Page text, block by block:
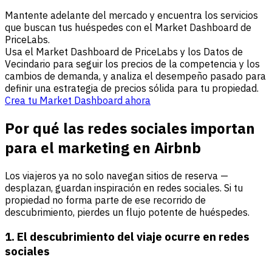
Mantente adelante del mercado y encuentra los servicios
que buscan tus huéspedes con el Market Dashboard de
PriceLabs.
Usa el Market Dashboard de PriceLabs y los Datos de
Vecindario para seguir los precios de la competencia y los
cambios de demanda, y analiza el desempeño pasado para
definir una estrategia de precios sólida para tu propiedad.
Crea tu Market Dashboard ahora
Por qué las redes sociales importan
para el marketing en Airbnb
Los viajeros ya no solo navegan sitios de reserva —
desplazan, guardan inspiración en redes sociales. Si tu
propiedad no forma parte de ese recorrido de
descubrimiento, pierdes un flujo potente de huéspedes.
1. El descubrimiento del viaje ocurre en redes
sociales